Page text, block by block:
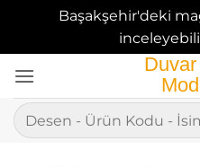
Başakşehir'deki
atla
Ara: